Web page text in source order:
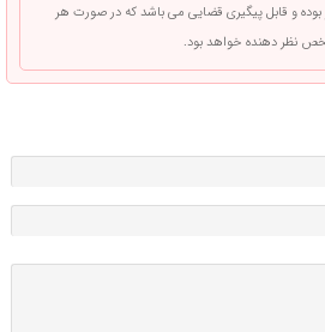
و قابل پیگیری قضایی می باشد که در صورت هر
نظر دهنده خواهد بود.